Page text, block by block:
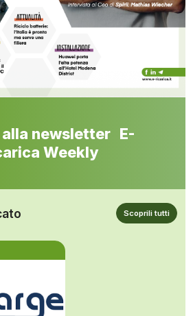
newsletter E-
Weekly
Scoprili tutti